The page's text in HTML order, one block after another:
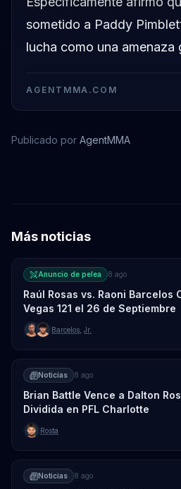
sometido a Paddy
lucha como una amenaza
AGENTMMA.COM
Publicado por AgentMMA
Más noticias
Anuncio de pelea 8 ago
Raúl Rosas vs. Raoni Barcelos
Vegas 121 el 26 de Septiembre
Barcelos Jr.
Noticias 8 ago
Brian Battle Vence a Dalton
Dividida en PFL Charlotte
Rosta
Noticias 8 ago